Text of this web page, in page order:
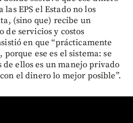
las EPS el Estado no los
(sino que) recibe un
servicios y costos
en que “prácticamente
ese es el sistema: se
de ellos es un manejo privado
el dinero lo mejor posible”.